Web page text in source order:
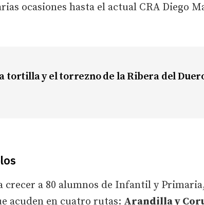
ocasiones hasta el actual CRA Diego
tortilla y el torrezno de la Ribera del
crecer a 80 alumnos de Infantil y
acuden en cuatro rutas: Arandilla y